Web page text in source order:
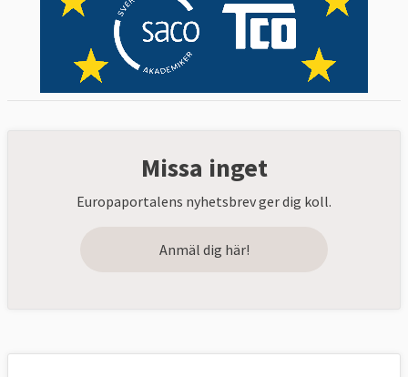
Missa inget
Europaportalens nyhetsbrev ger dig koll.
Anmäl dig här!